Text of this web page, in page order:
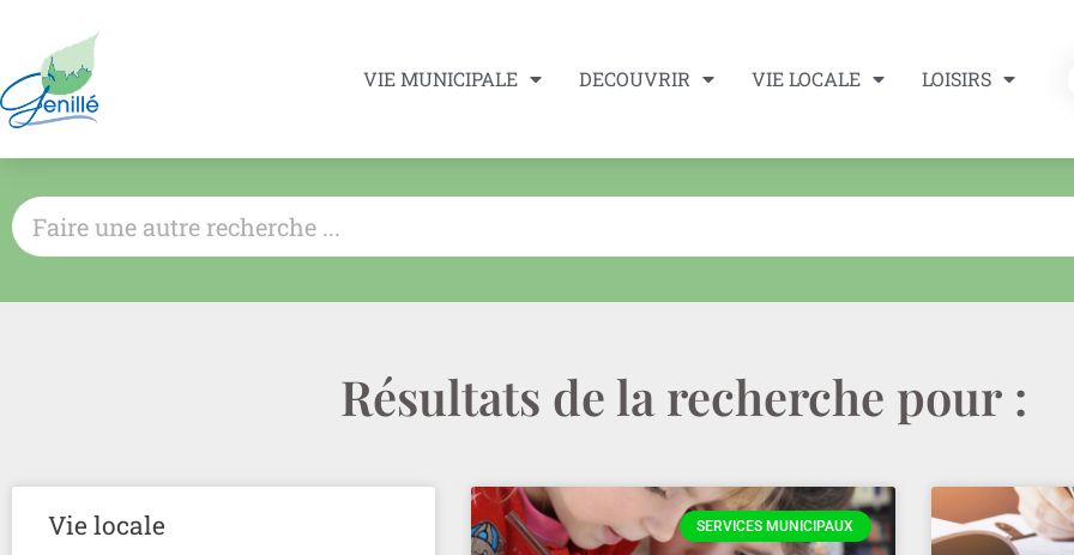
VIE MUNICIPALE DECOUVRIR VIE LOCALE LOISIRS
Résultats de la recherche pour :
Vie locale SERVICES MUNICIPAUX